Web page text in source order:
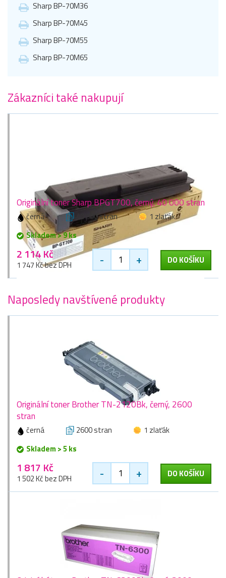
Sharp BP-70M36
Sharp BP-70M45
Sharp BP-70M55
Sharp BP-70M65
Zákazníci také nakupují
Originální toner Sharp BPGT700, černý, 40 000 stran
černá 40 000 stran
1 zlaťák
Skladem > 9 ks
2 114 Kč
1 747 Kč bez DPH - + DO KOŠÍKU
Naposledy navštívené produkty
Originální toner Brother TN-2120Bk, černý, 2600
stran
černá 2600 stran
1 zlaťák
Skladem > 5 ks
1 817 Kč
1 502 Kč bez DPH - + DO KOŠÍKU